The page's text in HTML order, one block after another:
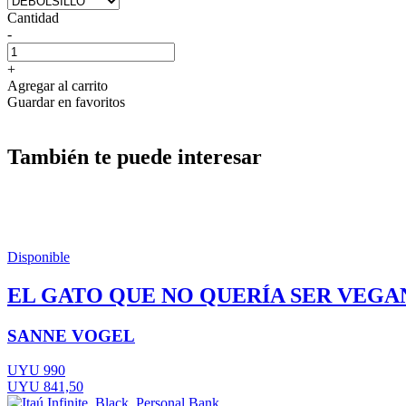
Cantidad
-
+
Agregar al carrito
Guardar en favoritos
También te puede interesar
Disponible
EL GATO QUE NO QUERÍA SER
SANNE VOGEL
UYU 990
UYU 841,50